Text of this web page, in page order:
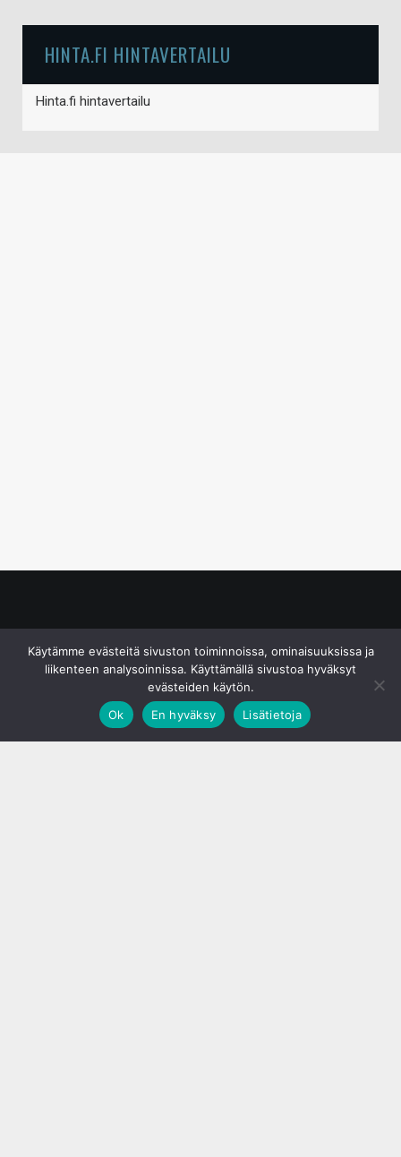
HINTA.FI HINTAVERTAILU
Hinta.fi hintavertailu
Käytämme evästeitä sivuston toiminnoissa, ominaisuuksissa ja
liikenteen analysoinnissa. Käyttämällä sivustoa hyväksyt
evästeiden käytön.
Ok
En hyväksy Lisätietoja